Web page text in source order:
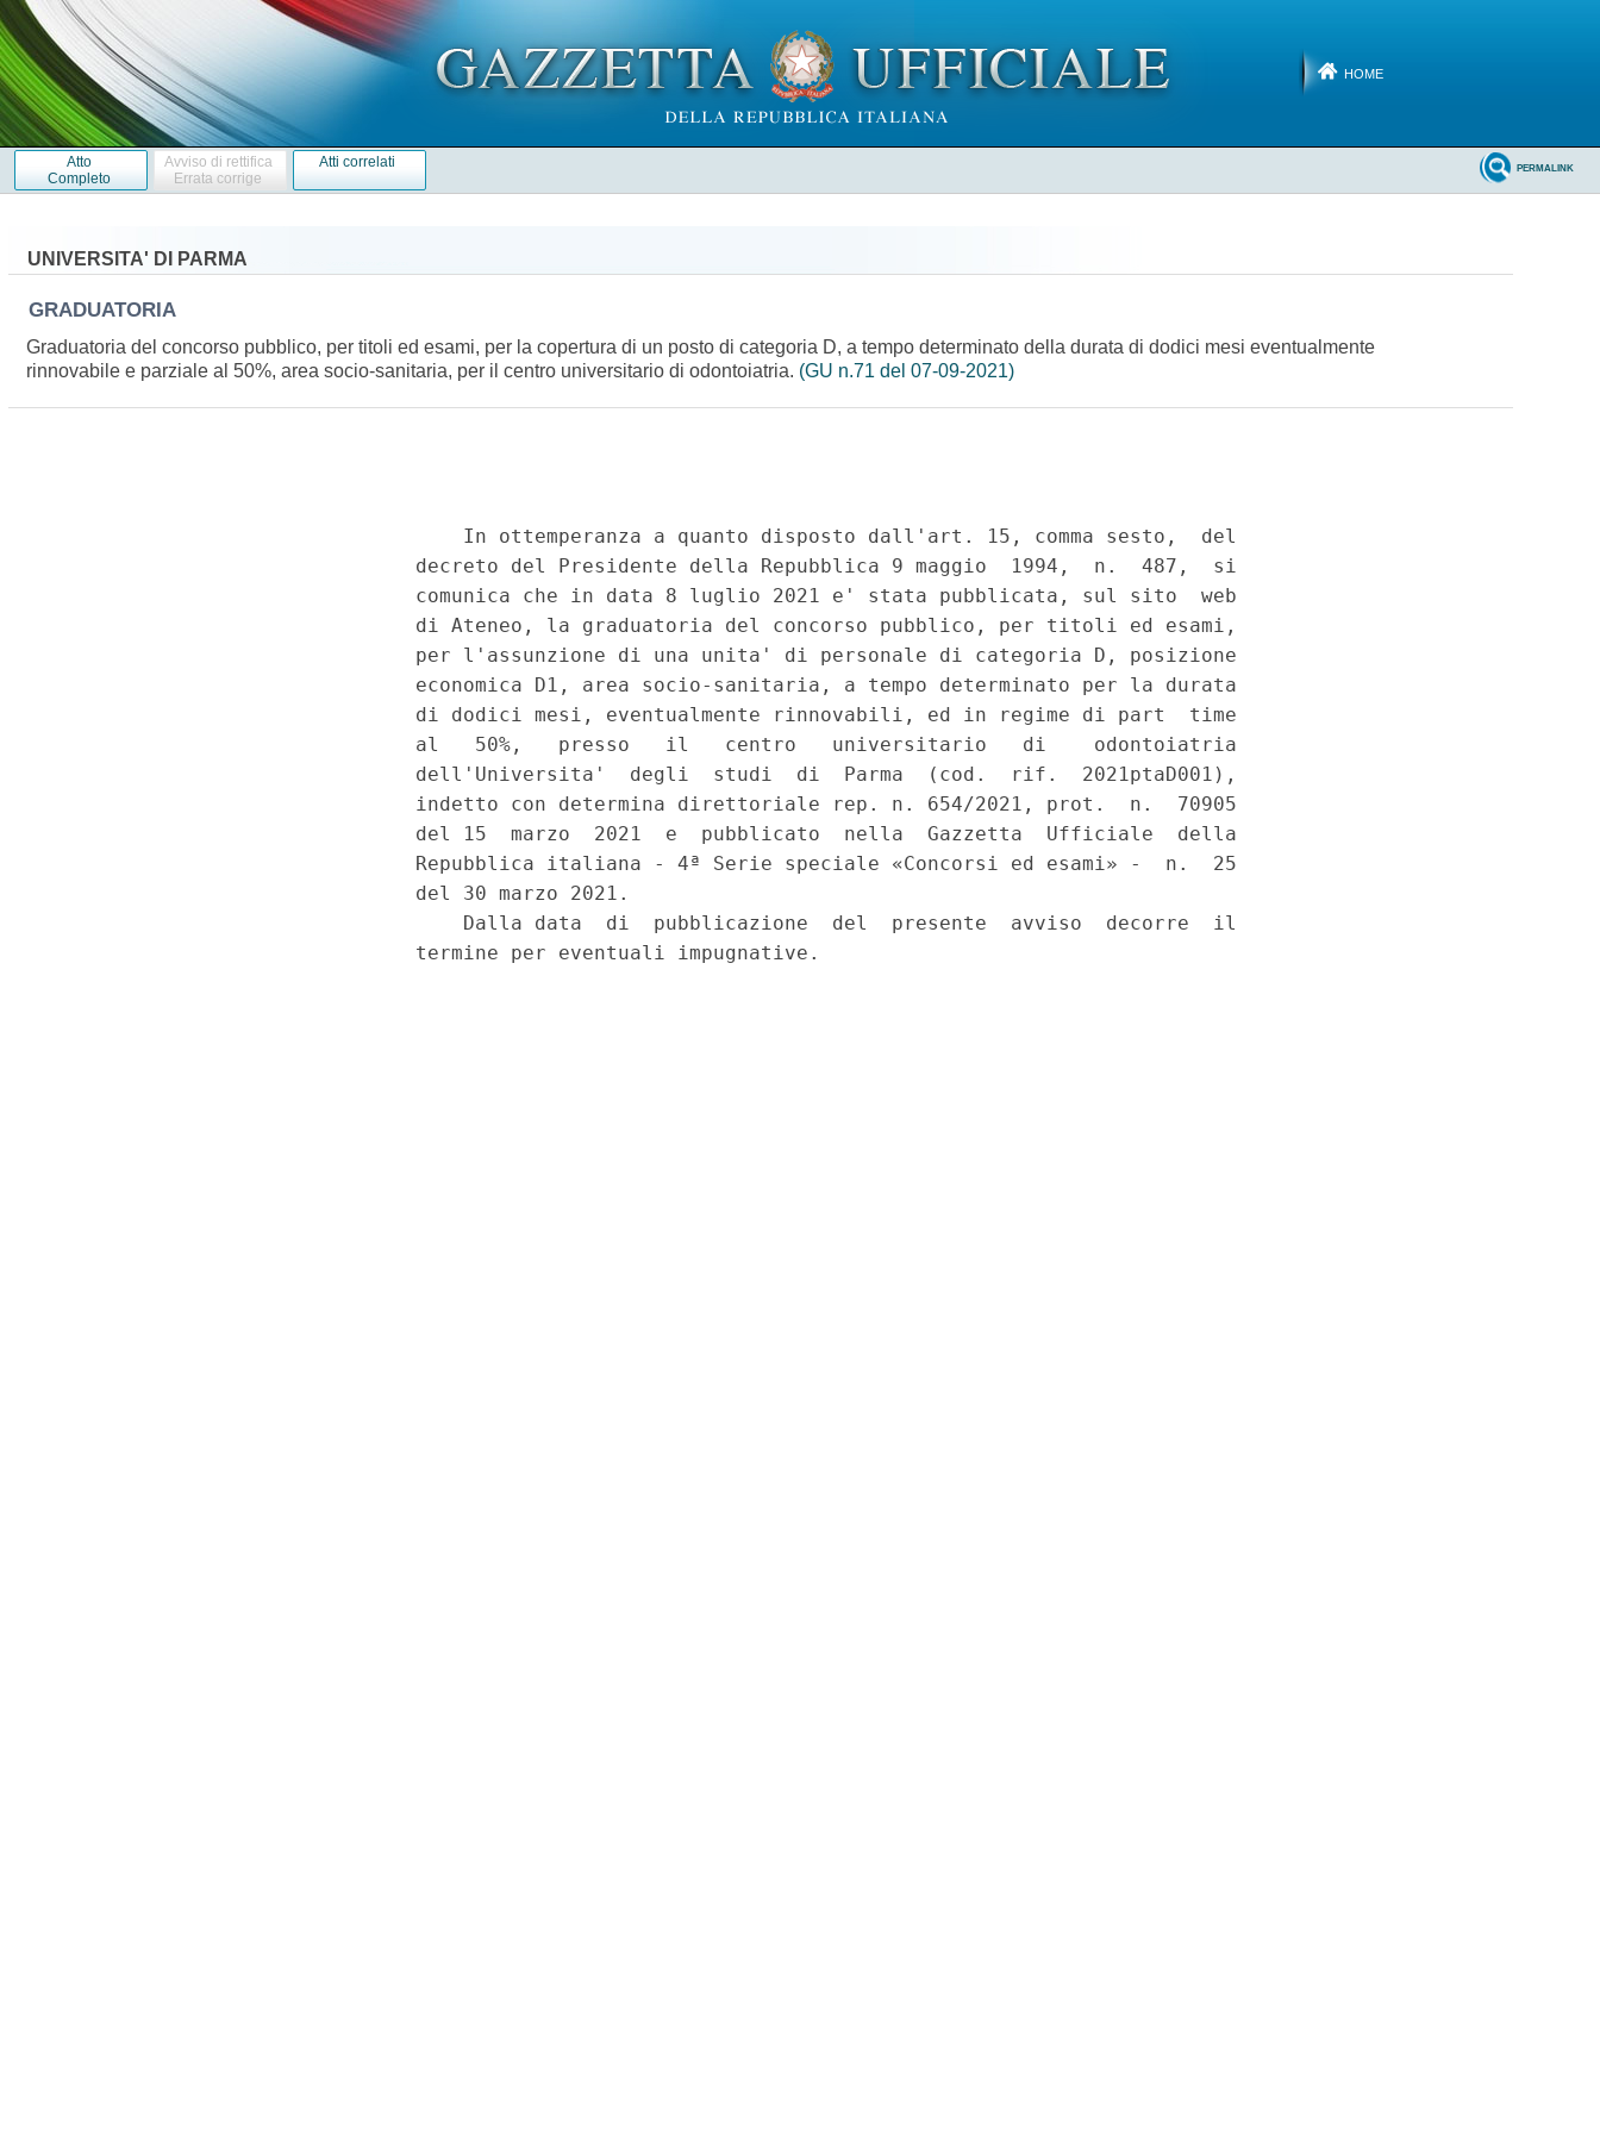
HOME
Atto
Completo
Avviso di rettifica
Errata corrige
Atti correlati PERMALINK
UNIVERSITA' DI PARMA
GRADUATORIA
Graduatoria del concorso pubblico, per titoli ed esami, per la copertura di un posto di categoria D, a tempo determinato della durata di dodici mesi eventualmente
rinnovabile e parziale al 50%, area socio-sanitaria, per il centro universitario di odontoiatria. (GU n.71 del 07-09-2021)